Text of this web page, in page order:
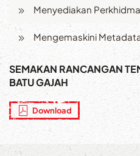
Menyediakan
Mengemaskini
SEMAKAN RANCANGAN
BATU GAJAH
Download